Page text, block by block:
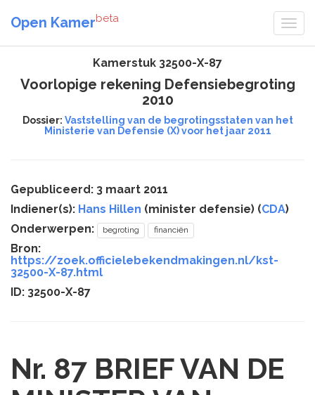
Open Kamerbeta
Kamerstuk 32500-X-87
Voorlopige rekening Defensiebegroting
2010
Dossier: Vaststelling van de begrotingsstaten van het
Ministerie van Defensie (X) voor het jaar 2011
Gepubliceerd: 3 maart 2011
Indiener(s): Hans Hillen (minister defensie) (CDA)
Onderwerpen:
begroting financiën
Bron:
https://zoek.officielebekendmakingen.nl/kst-
32500-X-87.html
ID: 32500-X-87
Nr. 87 BRIEF VAN DE